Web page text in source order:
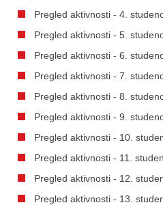
Pregled aktivnosti - 4.
Pregled aktivnosti - 5.
Pregled aktivnosti - 6.
Pregled aktivnosti - 7.
Pregled aktivnosti - 8.
Pregled aktivnosti - 9.
Pregled aktivnosti - 10.
Pregled aktivnosti - 11.
Pregled aktivnosti - 12.
Pregled aktivnosti - 13.